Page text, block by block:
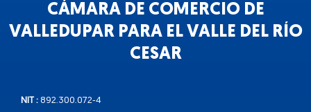
CÁMARA DE COMERCIO DE
VALLEDUPAR PARA EL VALLE DEL RÍO
CESAR
NIT : 892.300.072-4